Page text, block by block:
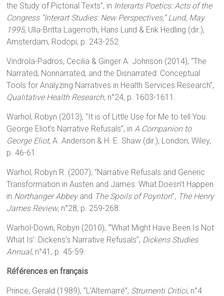
the Study of Pictorial Texts”, in Interarts Poetics: Acts of the
Congress “Interart Studies: New Perspectives,” Lund, May
1995, Ulla-Britta Lagerroth, Hans Lund & Erik Hedling (dir.),
Amsterdam, Rodopi, p. 243-252.
Vindrola-Padros, Cecilia & Ginger A. Johnson (2014), “The
Narrated, Nonnarrated, and the Disnarrated: Conceptual
Tools for Analyzing Narratives in Health Services Research”,
Qualitative Health Research, n°24, p. 1603-1611.
Warhol, Robyn (2013), “It is of Little Use for Me to tell You:
George Eliot’s Narrative Refusals”, inA Companion to
George Eliot, A. Anderson & H. E. Shaw (dir.), London, Wiley,
p. 46-61.
Warhol, Robyn R. (2007), “Narrative Refusals and Generic
Transformation in Austen and James: What Doesn’t Happen
in Northanger Abbeyand The Spoils of Poynton”, The Henry
James Review, n°28, p. 259-268.
Warhol-Down, Robyn (2010), “‘What Might Have Been Is Not
What Is’: Dickens’s Narrative Refusals”, Dickens Studies
Annual, n°41, p. 45-59.
Références en français
Prince, Gerald (1989), “L’Alternarré”, Strumenti Critici, n°4